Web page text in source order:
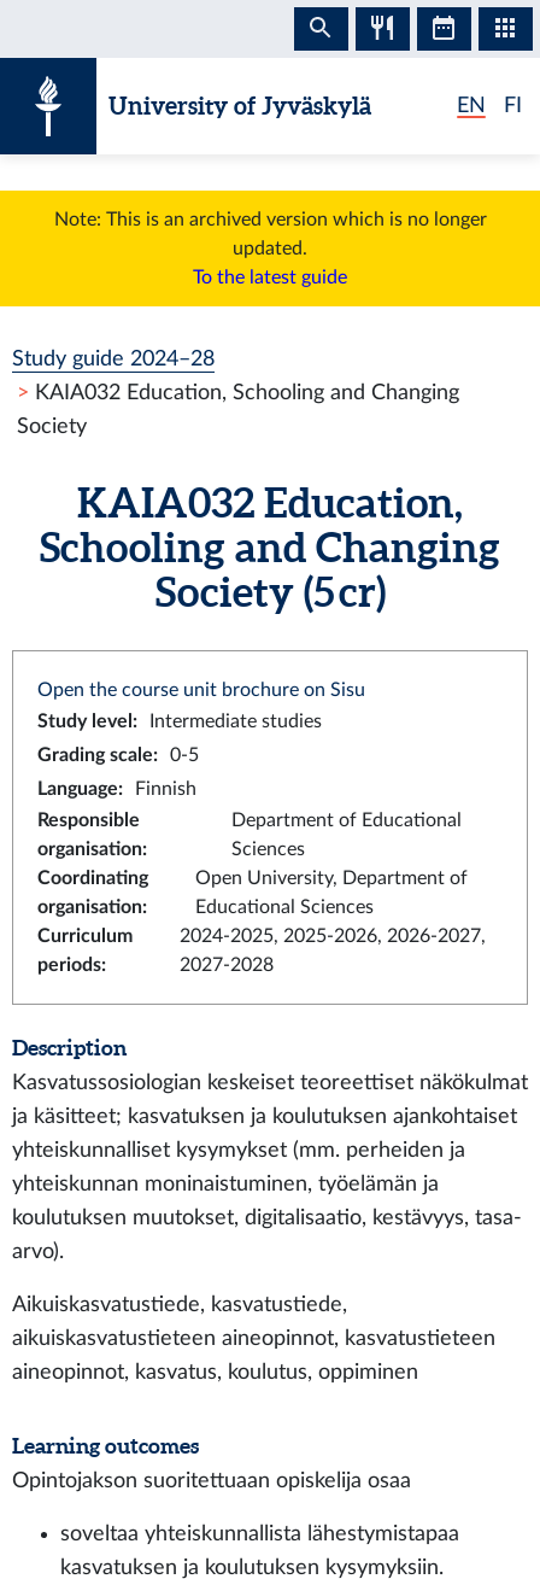
University of Jyväskylä EN FI
Note: This is an archived version which is no longer
updated.
To the latest guide
Study guide 2024–28
KAIA032 Education, Schooling and Changing
Society
KAIA032 Education,
Schooling and Changing
Society (5 cr)
Open the course unit brochure on Sisu
Study level :
Intermediate studies
Grading scale:
0-5
Language:
Finnish
Responsible
organisation:
Department of Educational
Sciences
Coordinating
organisation:
Open University, Department of
Educational Sciences
Curriculum
periods:
2024-2025, 2025-2026, 2026-2027,
2027-2028
Description
Kasvatussosiologian keskeiset teoreettiset näkökulmat
ja käsitteet; kasvatuksen ja koulutuksen ajankohtaiset
yhteiskunnalliset kysymykset (mm. perheiden ja
yhteiskunnan moninaistuminen, työelämän ja
koulutuksen muutokset, digitalisaatio, kestävyys, tasa-
arvo).
Aikuiskasvatustiede, kasvatustiede,
aikuiskasvatustieteen aineopinnot, kasvatustieteen
aineopinnot, kasvatus, koulutus, oppiminen
Learning outcomes
Opintojakson suoritettuaan opiskelija osaa
soveltaa yhteiskunnallista lähestymistapaa
kasvatuksen ja koulutuksen kysymyksiin.